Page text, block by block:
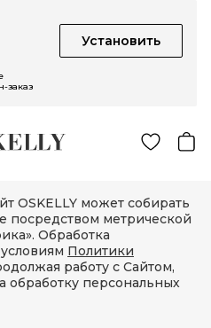
Установить
заказ
OSKELLY может собирать
посредством метрической
Обработка
Политики
работу с Сайтом,
обработку персональных